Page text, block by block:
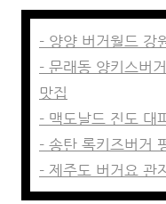
- 양양 버거월드 강
- 문래동 양키스버
맛집
- 맥도날드 진도 대
- 송탄 록키즈버거
- 제주도 버거요 관